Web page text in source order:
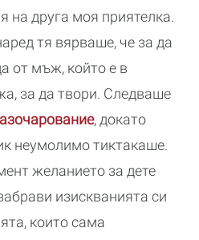
на друга моя приятелка.
тя вярваше, че за да
от мъж, който е в
за да твори. Следваше
, докато
неумолимо тиктакаше.
желанието за дете
изискванията си
които сама